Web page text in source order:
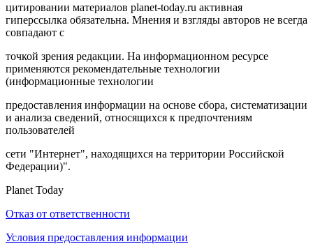
цитировании материалов planet-today.ru активная
гиперссылка обязательна. Мнения и взгляды авторов не всегда
совпадают с
точкой зрения редакции. На информационном ресурсе
применяются рекомендательные технологии
(информационные технологии
предоставления информации на основе сбора, систематизации
и анализа сведений, относящихся к предпочтениям
пользователей
сети "Интернет", находящихся на территории Российской
Федерации)".
Planet Today
Отказ от ответственности
Условия предоставления информации